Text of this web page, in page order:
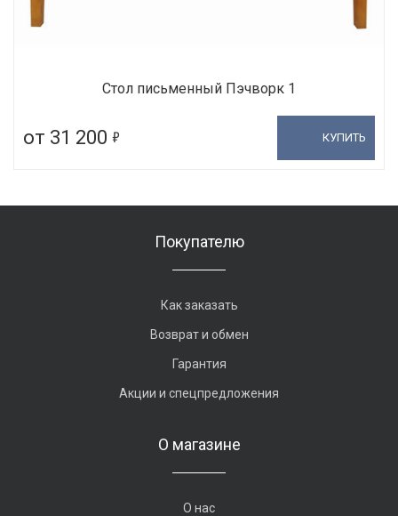
Стол письменный Пэчворк 1
от 31 200 5 КУПИТЬ
Покупателю
Как заказать
Возврат и обмен
Гарантия
Акции и спецпредложения
О магазине
О нас